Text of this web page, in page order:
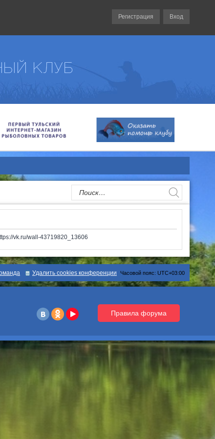
Вход
Регистрация
vk.ru/wall-43719820_13606
Часовой пояс: UTC+03:00
Удалить cookies конференции
Правила форума